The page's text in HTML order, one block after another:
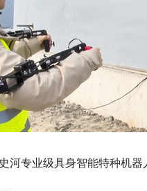
史河专业级具身智能特种机器